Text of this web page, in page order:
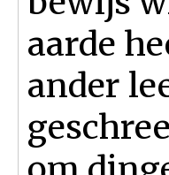
aarde
ander